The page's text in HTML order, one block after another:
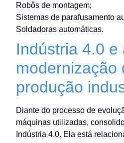
Robôs de montagem;
Sistemas de parafusamento
Soldadoras automáticas.
Indústria 4.0 e
modernização
produção
Diante do processo de
máquinas utilizadas,
Indústria 4.0. Ela está